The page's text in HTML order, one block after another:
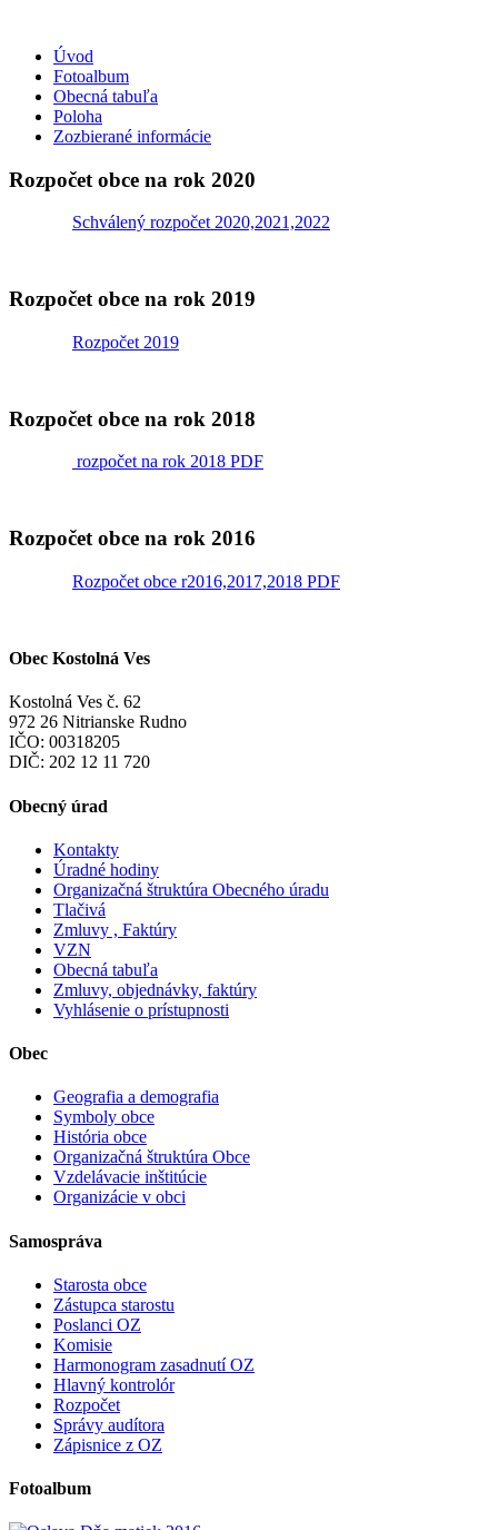
Úvod
Fotoalbum
Obecná tabuľa
Poloha
Zozbierané informácie
Rozpočet obce na rok 2020
Schválený rozpočet 2020,2021,2022
Rozpočet obce na rok 2019
Rozpočet 2019
Rozpočet obce na rok 2018
rozpočet na rok 2018 PDF
Rozpočet obce na rok 2016
Rozpočet obce r2016,2017,2018 PDF
Obec Kostolná Ves
Kostolná Ves č. 62
972 26 Nitrianske Rudno
IČO: 00318205
DIČ: 202 12 11 720
Obecný úrad
Kontakty
Úradné hodiny
Organizačná štruktúra Obecného úradu
Tlačivá
Zmluvy , Faktúry
VZN
Obecná tabuľa
Zmluvy, objednávky, faktúry
Vyhlásenie o prístupnosti
Obec
Geografia a demografia
Symboly obce
História obce
Organizačná štruktúra Obce
Vzdelávacie inštitúcie
Organizácie v obci
Samospráva
Starosta obce
Zástupca starostu
Poslanci OZ
Komisie
Harmonogram zasadnutí OZ
Hlavný kontrolór
Rozpočet
Správy audítora
Zápisnice z OZ
Fotoalbum